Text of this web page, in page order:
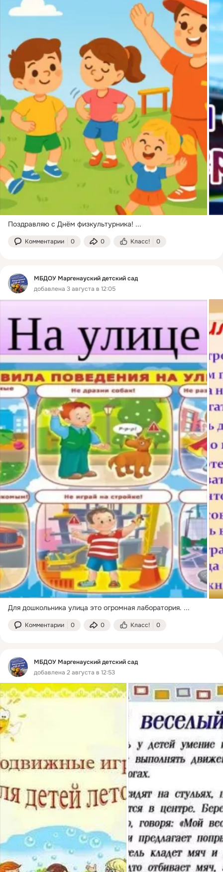
Поздравляю с Днём физкультурника! ...
Комментарии 0 0 Класс! 0
МБДОУ Маргенауский детский сад
добавлена 3 августа в 12:05
Для дошкольника улица это огромная лаборатория. ...
Комментарии 0 0 Класс! 0
МБДОУ Маргенауский детский сад
добавлена 2 августа в 12:53